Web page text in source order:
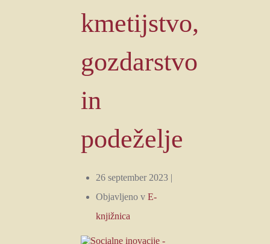
kmetijstvo,
gozdarstvo
in
podeželje
26 september 2023 |
Objavljeno v E-
knjižnica